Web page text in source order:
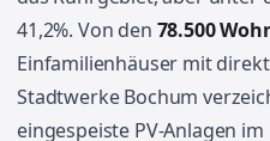
41,2%. Von den 78.500
Einfamilienhäuser mit
Stadtwerke Bochum
eingespeiste PV-Anlagen